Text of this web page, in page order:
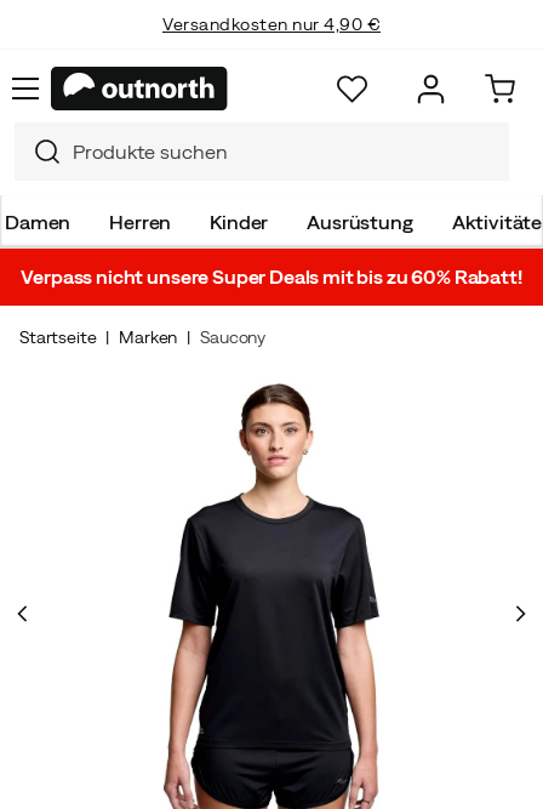
Versandkosten nur 4,90 €
Damen Herren Kinder Ausrüstung
Verpass nicht unsere Super Deals mit bis zu 60% Rabatt!
Startseite Marken Saucony